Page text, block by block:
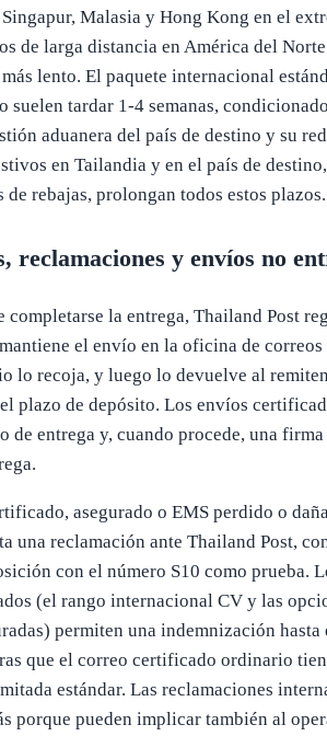
Malasia y Hong Kong en el
de larga distancia en América del
lento. El paquete internacional
suelen tardar 1-4 semanas,
aduanera del país de destino y su
en Tailandia y en el país de
de rebajas, prolongan todos estos plazos.
reclamaciones y envíos no
completarse la entrega, Thailand Post
el envío en la oficina de correos
lo recoja, y luego lo devuelve al
plazo de depósito. Los envíos
de entrega y, cuando procede, una
asegurado o EMS perdido o
una reclamación ante Thailand Post,
con el número S10 como prueba.
(el rango internacional CV y las
permiten una indemnización
que el correo certificado ordinario
estándar. Las reclamaciones
porque pueden implicar también al